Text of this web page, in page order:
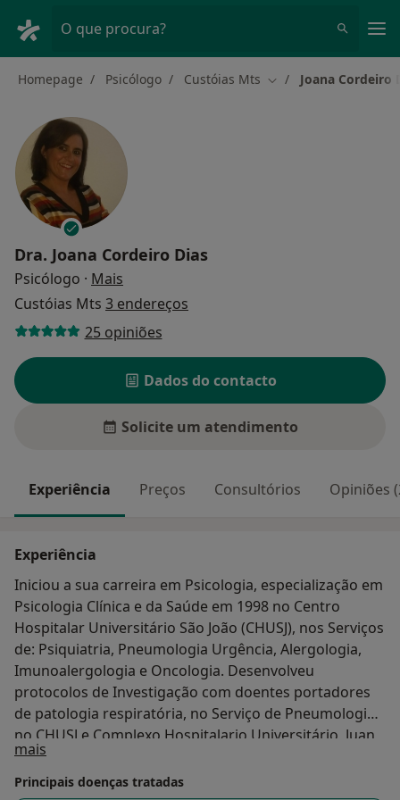
O que procura?
Homepage Psicólogo Custóias Mts Mudar de cidade
Joana Cordeiro
Dra. Joana Cordeiro Dias
Psicólogo · Mais
Custóias Mts 3 endereços
25 opiniões
Dados do contacto
Solicite um atendimento
Experiência Preços Consultórios Opiniões
Experiência
Iniciou a sua carreira em Psicologia, especialização em
Psicologia Clínica e da Saúde em 1998 no Centro
Hospitalar Universitário São João (CHUSJ), nos Serviços
de: Psiquiatria, Pneumologia Urgência, Alergologia,
Imunoalergologia e Oncologia. Desenvolveu
protocolos de Investigação com doentes portadores
de patologia respiratória, no Serviço de Pneumologia
no CHUSJ e Complexo Hospitalario Universitário, Juan
Canalejo (Corunha - Espanha). Frequentou o Curso de
Mestrado em Psicologia da Saúde na Universidade do
mais
Principais doenças tratadas